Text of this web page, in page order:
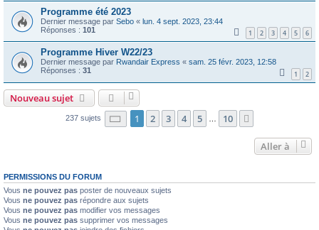
Programme été 2023
Dernier message par Sebo « lun. 4 sept. 2023, 23:44
Réponses : 101 1 2 3 4 5 6
Programme Hiver W22/23
Dernier message par Rwandair Express « sam. 25 févr. 2023, 12:58
Réponses : 31 1 2
Nouveau sujet
237 sujets Page 1sur10
1 2 3 4 5 10
Aller à
PERMISSIONS DU FORUM
Vous ne pouvez pas poster de nouveaux sujets
Vous ne pouvez pas répondre aux sujets
Vous ne pouvez pas modifier vos messages
Vous ne pouvez pas supprimer vos messages